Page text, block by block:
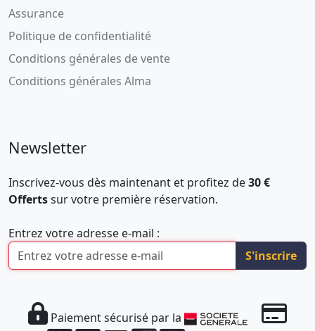
Assurance
Politique de confidentialité
Conditions générales de vente
Conditions générales Alma
Newsletter
Inscrivez-vous dès maintenant et profitez de30 €
Offertssur votre première réservation.
Entrez votre adresse e-mail :
S'inscrire
Paiement sécurisé par la